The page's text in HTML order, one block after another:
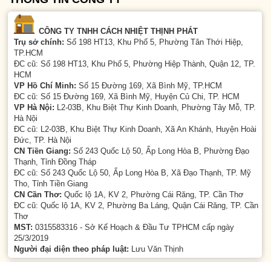
CÔNG TY TNHH CÁCH NHIỆT THỊNH PHÁT
Trụ sở chính: Số 198 HT13, Khu Phố 5, Phường Tân Thới Hiệp,
TP.HCM
ĐC cũ: Số 198 HT13, Khu Phố 5, Phường Hiệp Thành, Quận 12, TP.
HCM
VP Hồ Chí Minh: Số 15 Đường 169, Xã Bình Mỹ, TP.HCM
ĐC cũ: Số 15 Đường 169, Xã Bình Mỹ, Huyện Củ Chi, TP. HCM
VP Hà Nội: L2-03B, Khu Biệt Thự Kinh Doanh, Phường Tây Mỗ, TP.
Hà Nội
ĐC cũ: L2-03B, Khu Biệt Thự Kinh Doanh, Xã An Khánh, Huyện Hoài
Đức, TP. Hà Nội
CN Tiền Giang: Số 243 Quốc Lộ 50, Ấp Long Hòa B, Phường Đạo
Thạnh, Tỉnh Đồng Tháp
ĐC cũ: Số 243 Quốc Lộ 50, Ấp Long Hòa B, Xã Đạo Thạnh, TP. Mỹ
Tho, Tỉnh Tiền Giang
CN Cần Thơ: Quốc lộ 1A, KV 2, Phường Cái Răng, TP. Cần Thơ
ĐC cũ: Quốc lộ 1A, KV 2, Phường Ba Láng, Quận Cái Răng, TP. Cần
Thơ
MST: 0315583316 - Sở Kế Hoạch & Đầu Tư TPHCM cấp ngày
25/3/2019
Người đại diện theo pháp luật: Lưu Văn Thịnh